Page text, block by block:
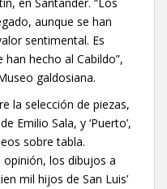
aunque se han
sentimental. Es
hecho al Cabildo”,
galdosiana.
la selección de piezas,
Emilio Sala, y ‘Puerto’,
sobre tabla.
opinión, los dibujos a
mil hijos de San Luis’